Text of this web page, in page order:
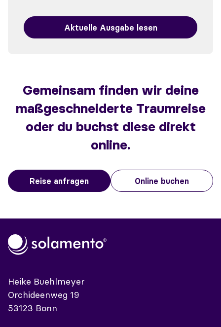
Aktuelle Ausgabe lesen
Gemeinsam finden wir deine
maßgeschneiderte Traumreise
oder du buchst diese direkt
online.
Reise anfragen Online buchen
Heike Buehlmeyer
Orchideenweg 19
53123 Bonn